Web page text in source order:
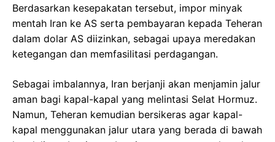
Berdasarkan kesepakatan tersebut, impor minyak
mentah Iran ke AS serta pembayaran kepada Teheran
dalam dolar AS diizinkan, sebagai upaya meredakan
ketegangan dan memfasilitasi perdagangan.
Sebagai imbalannya, Iran berjanji akan menjamin jalur
aman bagi kapal-kapal yang melintasi Selat Hormuz.
Namun, Teheran kemudian bersikeras agar kapal-
kapal menggunakan jalur utara yang berada di bawah